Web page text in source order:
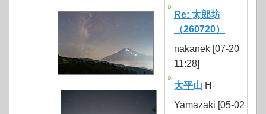
Re: 太郎坊
（260720）
nakanek [07-20
11:28]
大平山 H-
Yamazaki [05-02